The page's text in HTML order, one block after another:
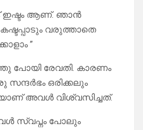
ഇഷ്ടം ആണ്. ഞാൻ
കഷ്ടപ്പാടും വരുത്താതെ
”
പോയി രേവതി. കാരണം
സന്ദർഭം ഒരിക്കലും
അവൾ വിശ്വസിച്ചത്.
സ്വപ്നം പോലും